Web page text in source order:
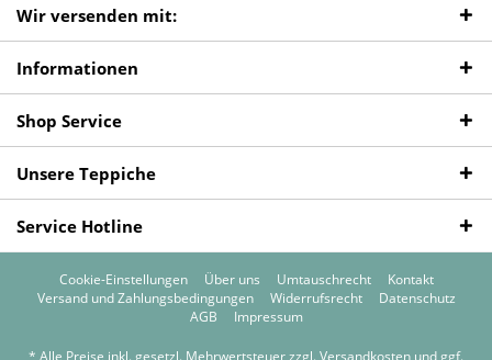
Wir versenden mit:
Informationen
Shop Service
Unsere Teppiche
Service Hotline
Cookie-Einstellungen Über uns Umtauschrecht
Kontakt
Versand und Zahlungsbedingungen
Widerrufsrecht
Datenschutz
AGB
Impressum
* Alle Preise inkl. gesetzl. Mehrwertsteuer zzgl. Versandkosten und ggf.